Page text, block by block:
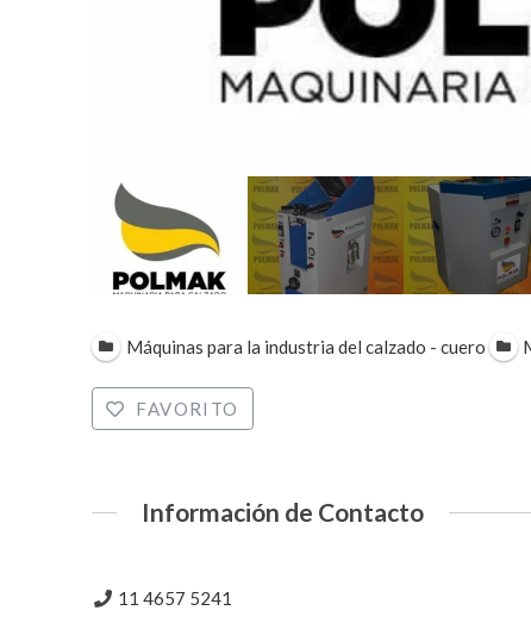
Máquinas para la industria del calzado - cuero
FAVORITO
Información de Contacto
11 4657 5241